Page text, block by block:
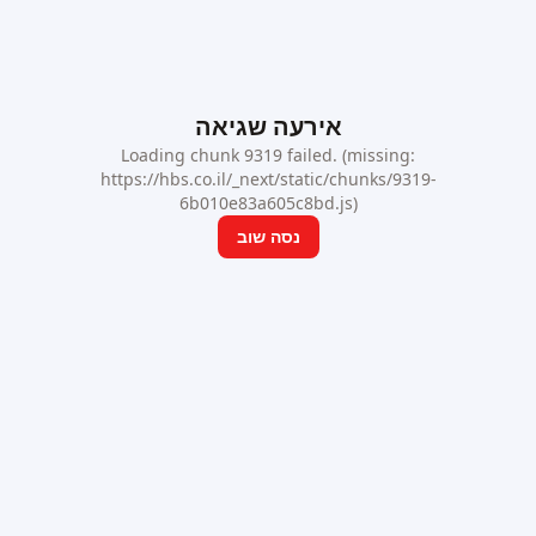
אירעה שגיאה
Loading chunk 9319 failed. (missing:
https://hbs.co.il/_next/static/chunks/9319-
6b010e83a605c8bd.js)